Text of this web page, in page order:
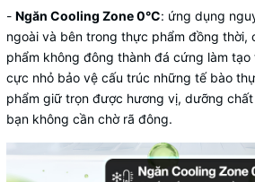
- Ngăn Cooling Zone 0°C: ứng dụng
ngoài và bên trong thực phẩm đồng thời,
phẩm không đông thành đá cứng làm
cực nhỏ bảo vệ cấu trúc những tế bào
phẩm giữ trọn được hương vị, dưỡng
bạn không cần chờ rã đông.